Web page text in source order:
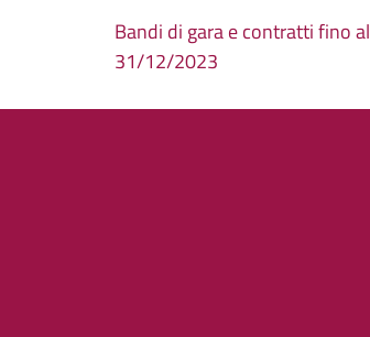
Bandi di gara e contratti fino al
31/12/2023